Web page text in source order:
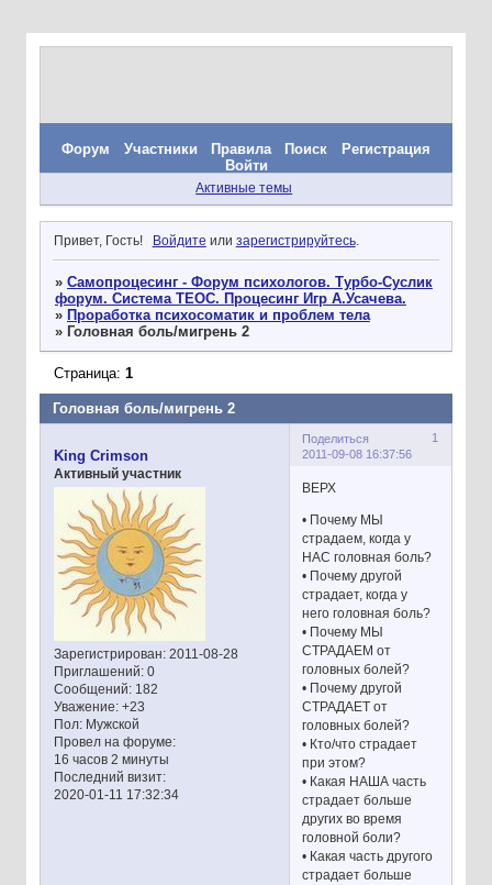
Форум Участники Правила Поиск
Регистрация
Войти
Активные темы
Привет, Гость! Войдите или зарегистрируйтесь.
» Самопроцесинг - Форум психологов. Турбо-Суслик
форум. Система ТЕОС. Процесинг Игр А.Усачева.
» Проработка психосоматик и проблем тела
» Головная боль/мигрень 2
Головная боль/мигрень 2
Страница: 1
Поделиться
1
2011-09-08 16:37:56
King Crimson
Активный участник
Зарегистрирован: 2011-08-28
Приглашений:0
Сообщений:182
Уважение: +23
Пол:Мужской
Провел на форуме:
16 часов 2 минуты
Последний визит:
2020-01-11 17:32:34
ВЕРХ
• Почему МЫ
страдаем, когда у
НАС головная боль?
• Почему другой
страдает, когда у
него головная боль?
• Почему МЫ
СТРАДАЕМ от
головных болей?
• Почему другой
СТРАДАЕТ от
головных болей?
• Кто/что страдает
при этом?
• Какая НАША часть
страдает больше
других во время
головной боли?
• Какая часть другого
страдает больше